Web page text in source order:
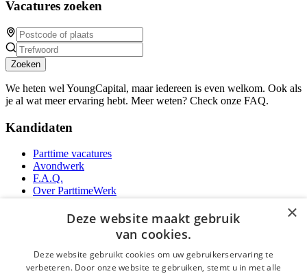
Vacatures zoeken
Zoeken
We heten wel YoungCapital, maar iedereen is even welkom. Ook als
je al wat meer ervaring hebt. Meer weten? Check onze FAQ.
Kandidaten
Parttime vacatures
Avondwerk
F.A.Q.
Over ParttimeWerk
YoungCapital Android App
Parttime personeel
×
Deze website maakt gebruik
van cookies.
Deze website gebruikt cookies om uw gebruikerservaring te
verbeteren. Door onze website te gebruiken, stemt u in met alle